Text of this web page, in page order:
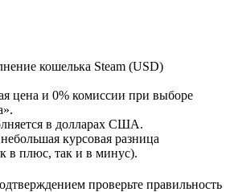
кошелька Steam (USD)
цена и 0% комиссии при выборе
в долларах США.
курсовая разница
в плюс, так и в минус).
проверьте правильность